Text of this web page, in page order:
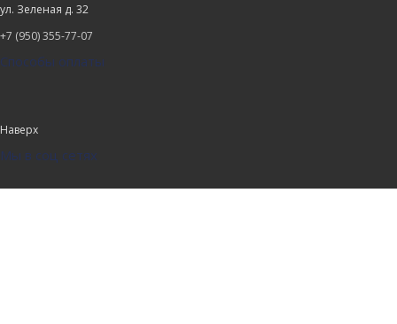
ул. Зеленая д. 32
+7 (950) 355-77-07
Способы оплаты
Наверх
Мы в соц сетях